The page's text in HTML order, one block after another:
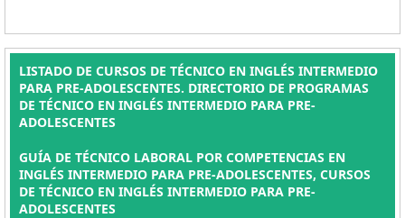
LISTADO DE CURSOS DE TÉCNICO EN INGLÉS INTERMEDIO
PARA PRE-ADOLESCENTES. DIRECTORIO DE PROGRAMAS
DE TÉCNICO EN INGLÉS INTERMEDIO PARA PRE-
ADOLESCENTES
GUÍA DE TÉCNICO LABORAL POR COMPETENCIAS EN
INGLÉS INTERMEDIO PARA PRE-ADOLESCENTES, CURSOS
DE TÉCNICO EN INGLÉS INTERMEDIO PARA PRE-
ADOLESCENTES